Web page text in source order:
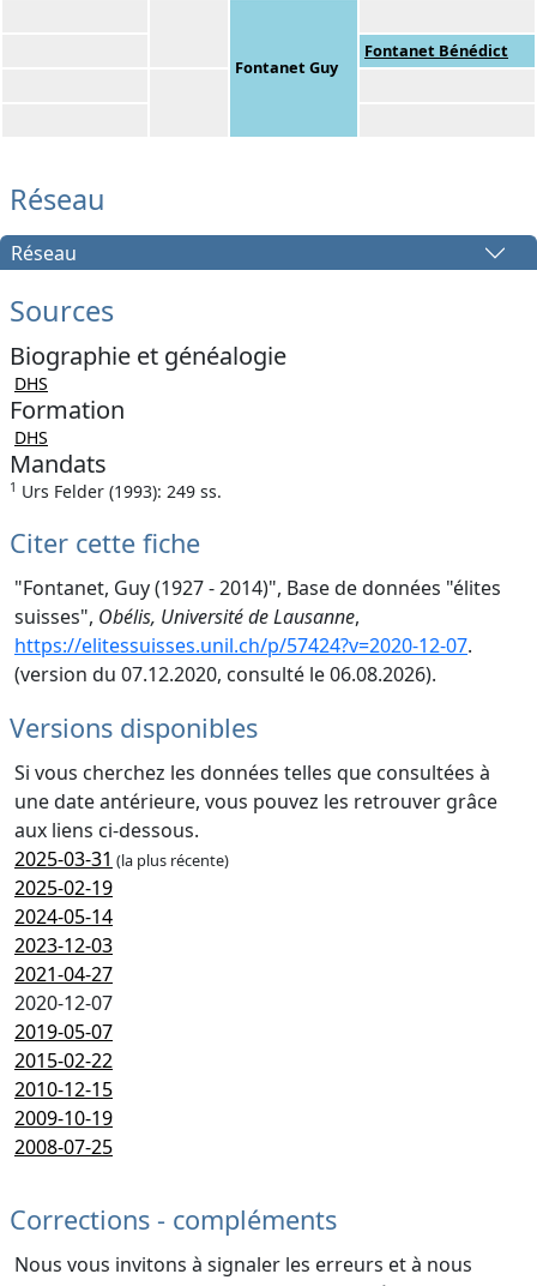
Fontanet Guy
Fontanet Bénédict
Réseau
Réseau
Sources
Biographie et généalogie
DHS
Formation
DHS
Mandats
1 Urs Felder (1993): 249 ss.
Citer cette fiche
"Fontanet, Guy (1927 - 2014)", Base de données "élites
suisses", Obélis, Université de Lausanne,
https://elitessuisses.unil.ch/p/57424?v=2020-12-07.
(version du 07.12.2020, consulté le 06.08.2026).
Versions disponibles
Si vous cherchez les données telles que consultées à
une date antérieure, vous pouvez les retrouver grâce
aux liens ci-dessous.
2025-03-31 (la plus récente)
2025-02-19
2024-05-14
2023-12-03
2021-04-27
2020-12-07
2019-05-07
2015-02-22
2010-12-15
2009-10-19
2008-07-25
Corrections - compléments
Nous vous invitons à signaler les erreurs et à nous